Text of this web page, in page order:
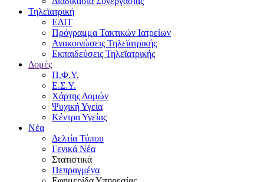
Τηλεϊατρική
ΕΔΙΤ
Πρόγραμμα Τακτικών Ιατρείων
Ανακοινώσεις Τηλεϊατρικής
Εκπαιδεύσεις Τηλεϊατρικής
Δομές
Π.Φ.Υ.
Ε.Σ.Υ.
Χάρτης Δομών
Ψυχική Υγεία
Κέντρα Υγείας
Νέα
Δελτία Τύπου
Γενικά Νέα
Στατιστικά
Πεπραγμένα